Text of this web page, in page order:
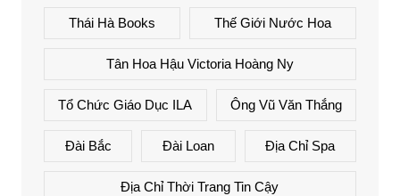
Thái Hà Books Thế Giới Nước Hoa
Tân Hoa Hậu Victoria Hoàng Ny
Tổ Chức Giáo Dục ILA Ông Vũ Văn Thắng
Đài Bắc Đài Loan Địa Chỉ Spa
Địa Chỉ Thời Trang Tin Cậy